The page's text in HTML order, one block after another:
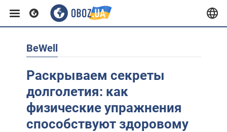
Европа
США
Азия
BeWell
Раскрываем секреты
долголетия: как
физические упражнения
способствуют здоровому